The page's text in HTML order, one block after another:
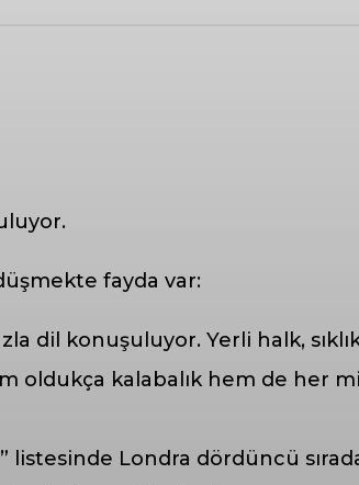
fayda var:
dil konuşuluyor. Yerli halk,
oldukça kalabalık hem de her
listesinde Londra dördüncü